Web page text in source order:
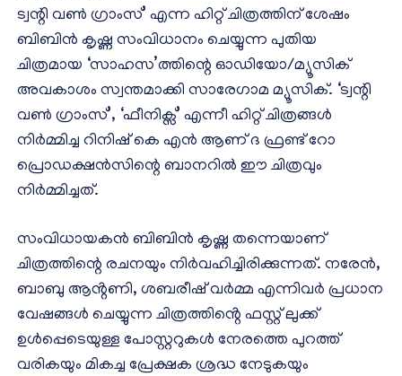
ട്വന്റി വൺ ഗ്രാംസ്’ എന്ന ഹിറ്റ് ചിത്രത്തിന് ശേഷം
ബിബിൻ കൃഷ്ണ സംവിധാനം ചെയ്യുന്ന പുതിയ
ചിത്രമായ ‘സാഹസ’ത്തിന്റെ ഓഡിയോ/മ്യൂസിക്
അവകാശം സ്വന്തമാക്കി സാരേഗാമ മ്യൂസിക്. ‘ട്വന്റി
വൺ ഗ്രാംസ്’, ‘ഫീനിക്സ്’ എന്നീ ഹിറ്റ് ചിത്രങ്ങൾ
നിർമ്മിച്ച റിനിഷ് കെ എൻ ആണ് ദ ഫ്രണ്ട് റോ
പ്രൊഡക്ഷൻസിന്റെ ബാനറിൽ ഈ ചിത്രവും
നിർമ്മിച്ചത്.
സംവിധായകൻ ബിബിൻ കൃഷ്ണ തന്നെയാണ്
ചിത്രത്തിന്റെ രചനയും നിർവഹിച്ചിരിക്കുന്നത്. നരേൻ,
ബാബു ആൻ്റണി, ശബരീഷ് വർമ്മ എന്നിവർ പ്രധാന
വേഷങ്ങൾ ചെയ്യുന്ന ചിത്രത്തിൻ്റെ ഫസ്റ്റ് ലുക്ക്
ഉൾപ്പെടെയുള്ള പോസ്റ്ററുകൾ നേരത്തെ പുറത്ത്
വരികയും മികച്ച പ്രേക്ഷക ശ്രദ്ധ നേടുകയും